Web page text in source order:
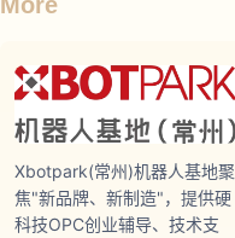
Xbotpark(常州)机器人基地聚
焦"新品牌、新制造"，提供硬
科技OPC创业辅导、技术支